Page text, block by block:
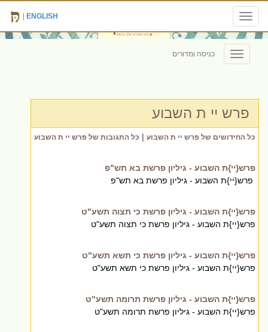
Toggle
navigation
ENGLISH
Toggle
navigation
כניסה ומדורים
פרש יי ת השבוע
כל החידושים של פרש יי ת השבוע | כל התגובות של פרש יי ת השבוע
פרש{יי}ת השבוע - גיליון פרשת בא תש"פ
פרש{יי}ת השבוע - גיליון פרשת בא תש"פ
פרש{יי}ת השבוע - גיליון פרשת כי תצוה תשע"ט
פרש{יי}ת השבוע - גיליון פרשת כי תצוה תשע"ט
פרש{יי}ת השבוע - גיליון פרשת כי תשא תשע"ט
פרש{יי}ת השבוע - גיליון פרשת כי תשא תשע"ט
פרש{יי}ת השבוע - גיליון פרשת תרומה תשע"ט
פרש{יי}ת השבוע - גיליון פרשת תרומה תשע"ט